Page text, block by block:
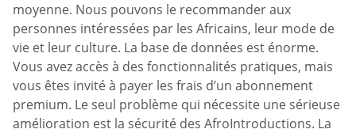
moyenne. Nous pouvons le recommander aux
personnes intéressées par les Africains, leur mode de
vie et leur culture. La base de données est énorme.
Vous avez accès à des fonctionnalités pratiques, mais
vous êtes invité à payer les frais d’un abonnement
premium. Le seul problème qui nécessite une sérieuse
amélioration est la sécurité des AfroIntroductions. La